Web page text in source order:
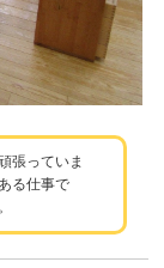
張っていま
る仕事で